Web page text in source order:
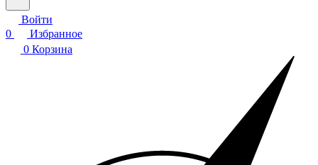
Войти
0
Избранное
0 Корзина